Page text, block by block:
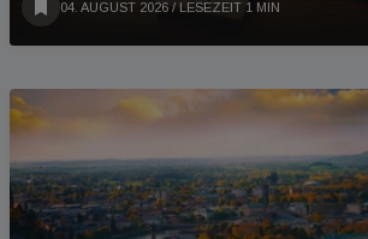
04. AUGUST 2026 / LESEZEIT 1 MIN